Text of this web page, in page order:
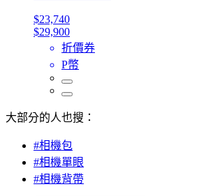
$23,740
$29,900
折價券
P幣
大部分的人也搜：
#相機包
#相機單眼
#相機背帶